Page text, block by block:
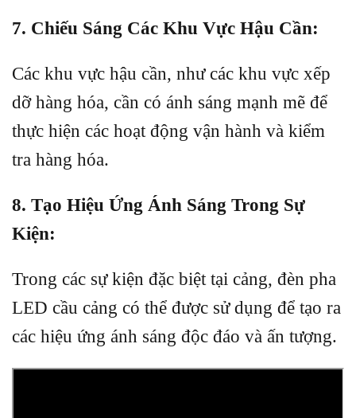
7. Chiếu Sáng Các Khu Vực Hậu Cần:
Các khu vực hậu cần, như các khu vực xếp
dỡ hàng hóa, cần có ánh sáng mạnh mẽ để
thực hiện các hoạt động vận hành và kiểm
tra hàng hóa.
8. Tạo Hiệu Ứng Ánh Sáng Trong Sự
Kiện:
Trong các sự kiện đặc biệt tại cảng, đèn pha
LED cầu cảng có thể được sử dụng để tạo ra
các hiệu ứng ánh sáng độc đáo và ấn tượng.